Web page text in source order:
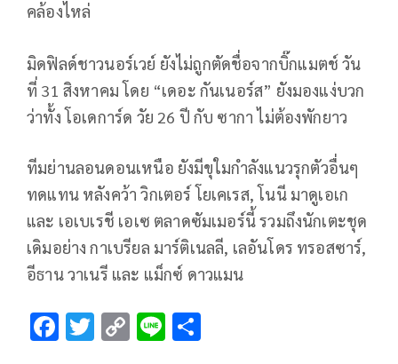
คล้องไหล่
มิดฟิลด์ชาวนอร์เวย์ ยังไม่ถูกตัดชื่อจากบิ๊กแมตช์ วัน
ที่ 31 สิงหาคม โดย “เดอะ กันเนอร์ส” ยังมองแง่บวก
ว่าทั้ง โอเดการ์ด วัย 26 ปี กับ ซากา ไม่ต้องพักยาว
ทีมย่านลอนดอนเหนือ ยังมีขุใมกำลังแนวรุกตัวอื่นๆ
ทดแทน หลังคว้า วิกเตอร์ โยเคเรส, โนนี มาดูเอเก
และ เอเบเรชี เอเซ ตลาดซัมเมอร์นี้ รวมถึงนักเตะชุด
เดิมอย่าง กาเบรียล มาร์ติเนลลี, เลอันโดร ทรอสซาร์,
อีธาน วาเนรี และ แม็กซ์ ดาวแมน
F T C Li